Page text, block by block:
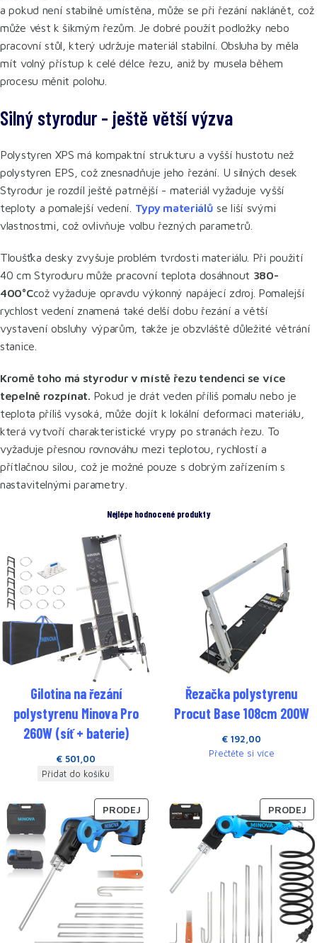
a pokud není stabilně umístěna, může se při řezání naklánět, což
může vést k šikmým řezům. Je dobré použít podložky nebo
pracovní stůl, který udržuje materiál stabilní. Obsluha by měla
mít volný přístup k celé délce řezu, aniž by musela během
procesu měnit polohu.
Silný styrodur - ještě větší výzva
Polystyren XPS má kompaktní strukturu a vyšší hustotu než
polystyren EPS, což znesnadňuje jeho řezání. U silných desek
Styrodur je rozdíl ještě patrnější - materiál vyžaduje vyšší
teploty a pomalejší vedení. Typy materiálů se liší svými
vlastnostmi, což ovlivňuje volbu řezných parametrů.
Tloušťka desky zvyšuje problém tvrdosti materiálu. Při použití
40 cm Styroduru může pracovní teplota dosáhnout 380-
400°Ccož vyžaduje opravdu výkonný napájecí zdroj. Pomalejší
rychlost vedení znamená také delší dobu řezání a větší
vystavení obsluhy výparům, takže je obzvláště důležité větrání
stanice.
Kromě toho má styrodur v místě řezu tendenci se více
tepelně rozpínat. Pokud je drát veden příliš pomalu nebo je
teplota příliš vysoká, může dojít k lokální deformaci materiálu,
která vytvoří charakteristické vrypy po stranách řezu. To
vyžaduje přesnou rovnováhu mezi teplotou, rychlostí a
přítlačnou silou, což je možné pouze s dobrým zařízením s
nastavitelnými parametry.
Nejlépe hodnocené produkty
Gilotina na řezání
polystyrenu Minova Pro
260W (síť + baterie)
€ 501,00
Přidat do košíku
Řezačka polystyrenu
Procut Base 108cm 200W
€ 192,00
Přečtěte si více
PRODEJ PRODEJ